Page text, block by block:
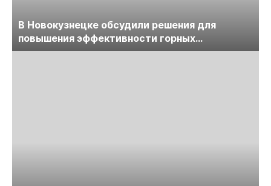
В Новокузнецке обсудили решения для
повышения эффективности горных
предприятий